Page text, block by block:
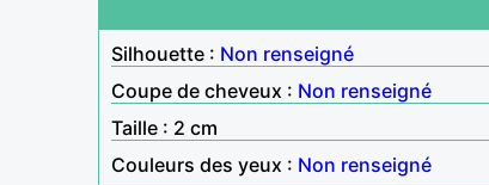
Silhouette : Non renseigné
Coupe de cheveux : Non renseigné
Taille : 2 cm
Couleurs des yeux : Non renseigné